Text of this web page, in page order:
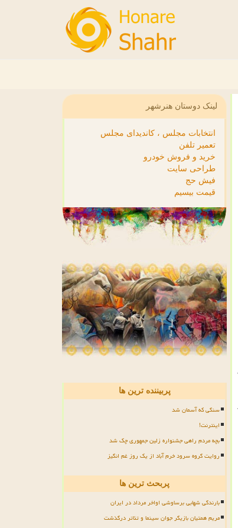
لینک دوستان هنرشهر
انتخابات مجلس ، کاندیدای مجلس
تعمیر تلفن
خرید و فروش خودرو
طراحی سایت
فیش حج
قیمت بیسیم
پربیننده ترین ها
سنگی که آسمان شد
اینترنت!
بچه مردم راهی جشنواره زلین جمهوری چک شد
روایت گروه سرود خرم آباد از یک روز غم انگیز
پربحث ترین ها
بارندگی شهابی برساوشی اواخر مرداد در ایران
مریم همتیان بازیگر جوان سینما و تئاتر درگذشت